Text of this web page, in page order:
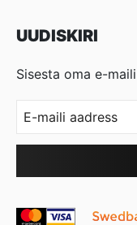
UUDISKIRI
Sisesta oma e-